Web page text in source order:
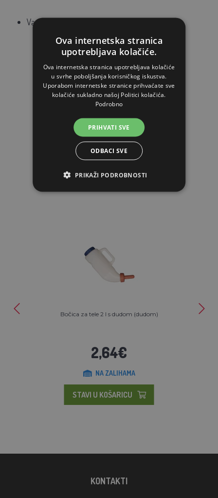
Vanjske:
visina: 24,5 cm
promjer: 31 cm
POVEZANI ARTIKLI
Bočica za tele 2 l s dudom (dudom)
2,64€
NA ZALIHAMA
STAVI U KOŠARICU
KONTAKTI
Ova internetska stranica
upotrebljava kolačiće.
Ova internetska stranica upotrebljava kolačiće
u svrhe poboljšanja korisničkog iskustva.
Uporabom internetske stranice prihvaćate sve
kolačiće sukladno našoj Politici kolačića.
Podrobno
PRIHVATI SVE
ODBACI SVE
PRIKAŽI PODROBNOSTI